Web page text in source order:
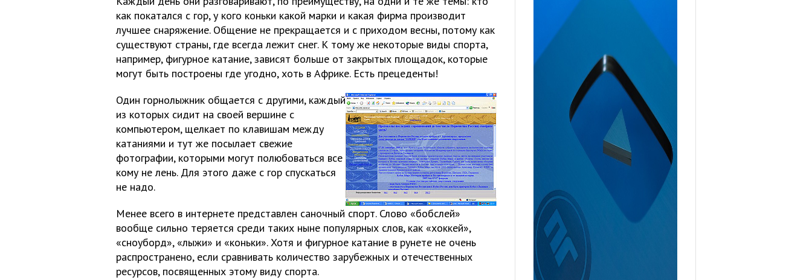
как покатался с гор, у кого коньки какой марки и какая фирма производит
лучшее снаряжение. Общение не прекращается и с приходом весны, потому как
существуют страны, где всегда лежит снег. К тому же некоторые виды спорта,
например, фигурное катание, зависят больше от закрытых площадок, которые
могут быть построены где угодно, хоть в Африке. Есть прецеденты!
Один горнолыжник общается с другими, каждый
из которых сидит на своей вершине с
компьютером, щелкает по клавишам между
катаниями и тут же посылает свежие
фотографии, которыми могут полюбоваться все
кому не лень. Для этого даже с гор спускаться
не надо.
Менее всего в интернете представлен саночный спорт. Слово «бобслей»
вообще сильно теряется среди таких ныне популярных слов, как «хоккей»,
«сноуборд», «лыжи» и «коньки». Хотя и фигурное катание в рунете не очень
распространено, если сравнивать количество зарубежных и отечественных
ресурсов, посвященных этому виду спорта.